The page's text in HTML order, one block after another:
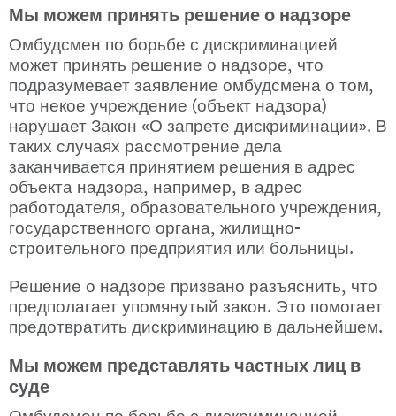
Мы можем принять решение о надзоре
Омбудсмен по борьбе с дискриминацией
может принять решение о надзоре, что
подразумевает заявление омбудсмена о том,
что некое учреждение (объект надзора)
нарушает Закон «О запрете дискриминации». В
таких случаях рассмотрение дела
заканчивается принятием решения в адрес
объекта надзора, например, в адрес
работодателя, образовательного учреждения,
государственного органа, жилищно-
строительного предприятия или больницы.
Решение о надзоре призвано разъяснить, что
предполагает упомянутый закон. Это помогает
предотвратить дискриминацию в дальнейшем.
Мы можем представлять частных лиц в
суде